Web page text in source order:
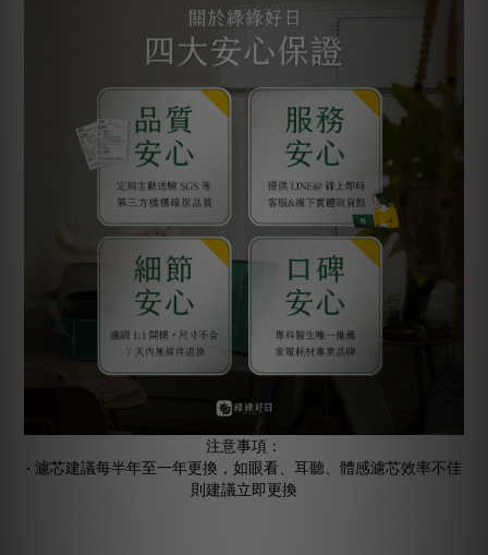
注意事項：
• 濾芯建議每半年至一年更換，如眼看、耳聽、體感濾芯效率不佳
則建議立即更換